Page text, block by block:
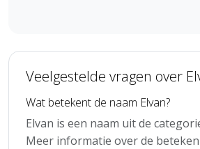
Veelgestelde vragen over
Wat betekent de naam Elvan?
Elvan is een naam uit de
Meer informatie over de